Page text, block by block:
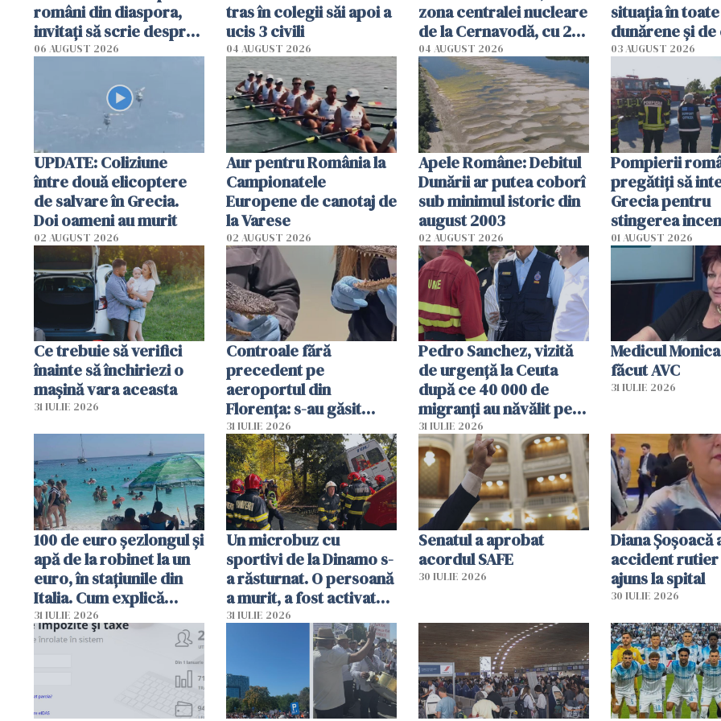
români din diaspora,
invitați să scrie despre
România într-un volum
06 AUGUST 2026
tras în colegii săi apoi a
ucis 3 civili
04 AUGUST 2026
zona centralei nucleare
de la Cernavodă, cu 2
cm faţă de ziua trecută
04 AUGUST 2026
situația în
dunărene și de
România
efectele, deși a
în iulie
03 AUGUST 2026
UPDATE: Coliziune
între două elicoptere
de salvare în Grecia.
Doi oameni au murit
02 AUGUST 2026
Aur pentru România la
Campionatele
Europene de canotaj de
la Varese
02 AUGUST 2026
Apele Române: Debitul
Dunării ar putea coborî
sub minimul istoric din
august 2003
02 AUGUST 2026
Pompierii
pregătiţi să
Grecia pentru
stingerea
01 AUGUST 2026
Ce trebuie să verifici
înainte să închiriezi o
mașină vara aceasta
31 IULIE 2026
Controale fără
precedent pe
aeroportul din
Florența: s-au găsit
capete de aligator și o
sumă imensă de bani
31 IULIE 2026
Pedro Sanchez, vizită
de urgență la Ceuta
după ce 40 000 de
migranți au năvălit pe
teritoriul spaniol: „Vom
mobiliza toate
resursele"
31 IULIE 2026
Medicul
făcut AVC
31 IULIE 2026
100 de euro șezlongul și
apă de la robinet la un
euro, în stațiunile din
Italia. Cum explică
autoritățile
31 IULIE 2026
Un microbuz cu
sportivi de la Dinamo s-
a răsturnat. O persoană
a murit, a fost activat
planul roșu de
31 IULIE 2026
Senatul a aprobat
acordul SAFE
30 IULIE 2026
Diana Șoșoacă
accident rutier
ajuns la spital
30 IULIE 2026